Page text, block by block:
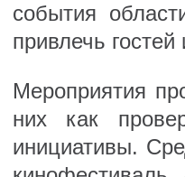
события
привлечь
Мероприятия
них как
инициативы.